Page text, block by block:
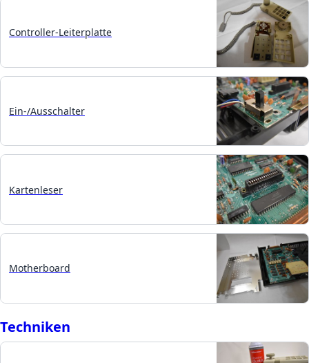
Controller-Leiterplatte
Ein-/Ausschalter
Kartenleser
Motherboard
Techniken